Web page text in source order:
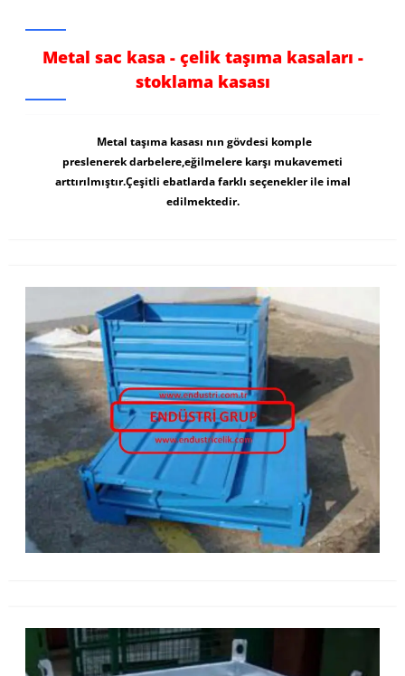
Metal sac kasa - çelik taşıma kasaları -
stoklama kasası
Metal taşıma kasası nın gövdesi komple
preslenerek darbelere,eğilmelere karşı mukavemeti
arttırılmıştır.Çeşitli ebatlarda farklı seçenekler ile imal
edilmektedir.